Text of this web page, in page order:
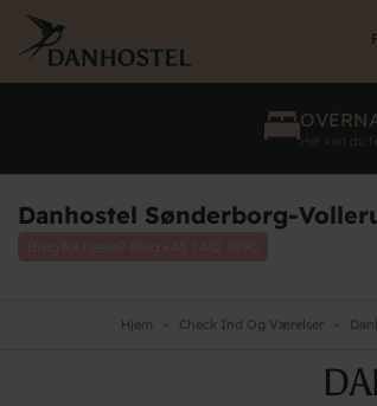
main
content
Her kan du
Danhostel Sønderborg-
Hjem Check Ind Og Værelser